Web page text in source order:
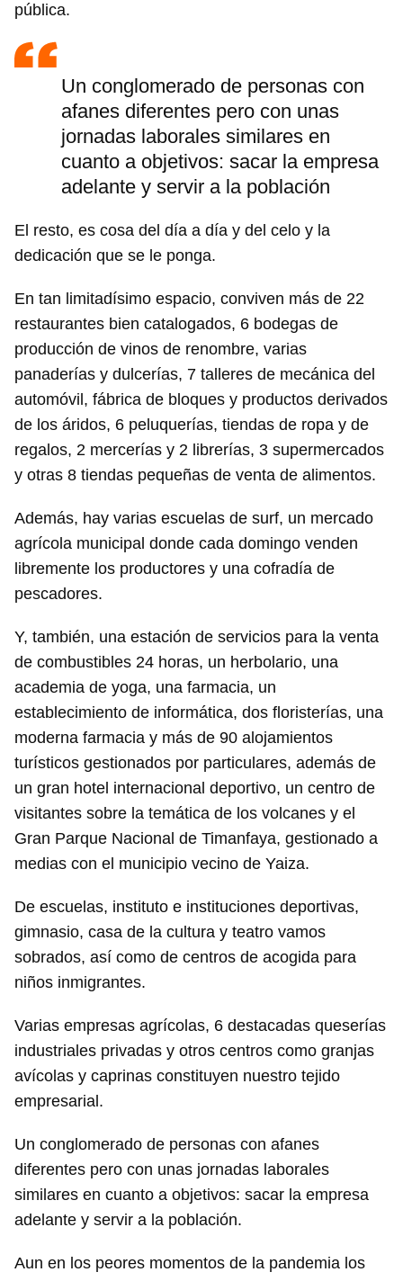
pública.
Un conglomerado de personas con
afanes diferentes pero con unas
jornadas laborales similares en
cuanto a objetivos: sacar la empresa
adelante y servir a la población
El resto, es cosa del día a día y del celo y la
dedicación que se le ponga.
En tan limitadísimo espacio, conviven más de 22
restaurantes bien catalogados, 6 bodegas de
producción de vinos de renombre, varias
panaderías y dulcerías, 7 talleres de mecánica del
automóvil, fábrica de bloques y productos derivados
de los áridos, 6 peluquerías, tiendas de ropa y de
regalos, 2 mercerías y 2 librerías, 3 supermercados
y otras 8 tiendas pequeñas de venta de alimentos.
Además, hay varias escuelas de surf, un mercado
agrícola municipal donde cada domingo venden
libremente los productores y una cofradía de
pescadores.
Y, también, una estación de servicios para la venta
de combustibles 24 horas, un herbolario, una
academia de yoga, una farmacia, un
establecimiento de informática, dos floristerías, una
moderna farmacia y más de 90 alojamientos
turísticos gestionados por particulares, además de
un gran hotel internacional deportivo, un centro de
visitantes sobre la temática de los volcanes y el
Gran Parque Nacional de Timanfaya, gestionado a
medias con el municipio vecino de Yaiza.
De escuelas, instituto e instituciones deportivas,
gimnasio, casa de la cultura y teatro vamos
sobrados, así como de centros de acogida para
niños inmigrantes.
Varias empresas agrícolas, 6 destacadas queserías
industriales privadas y otros centros como granjas
avícolas y caprinas constituyen nuestro tejido
empresarial.
Un conglomerado de personas con afanes
diferentes pero con unas jornadas laborales
similares en cuanto a objetivos: sacar la empresa
adelante y servir a la población.
Aun en los peores momentos de la pandemia los